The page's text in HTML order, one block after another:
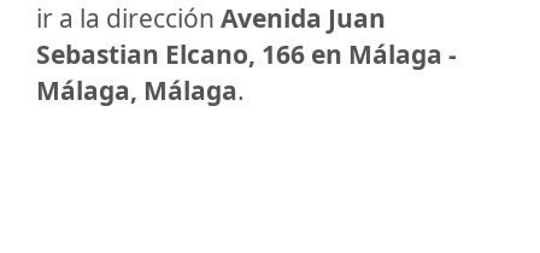
ir a la dirección Avenida Juan
Sebastian Elcano, 166 en Málaga -
Málaga, Málaga.